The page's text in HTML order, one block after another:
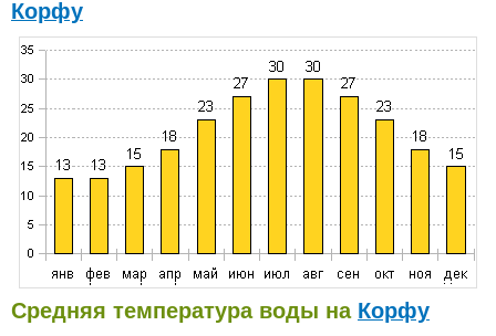
Корфу
Средняя температура воды на Корфу